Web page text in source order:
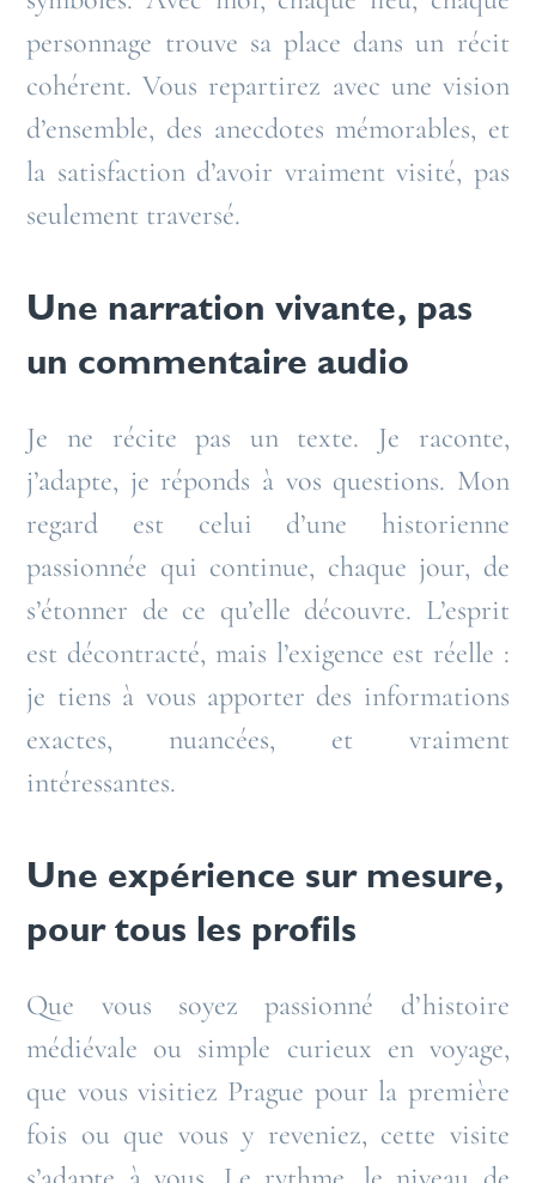
personnage trouve sa place dans un récit
cohérent. Vous repartirez avec une vision
d’ensemble, des anecdotes mémorables, et
la satisfaction d’avoir vraiment visité, pas
seulement traversé.
Une narration vivante, pas
un commentaire audio
Je ne récite pas un texte. Je raconte,
j’adapte, je réponds à vos questions. Mon
regard est celui d’une historienne
passionnée qui continue, chaque jour, de
s’étonner de ce qu’elle découvre. L’esprit
est décontracté, mais l’exigence est réelle :
je tiens à vous apporter des informations
exactes, nuancées, et vraiment
intéressantes.
Une expérience sur mesure,
pour tous les profils
Que vous soyez passionné d’histoire
médiévale ou simple curieux en voyage,
que vous visitiez Prague pour la première
fois ou que vous y reveniez, cette visite